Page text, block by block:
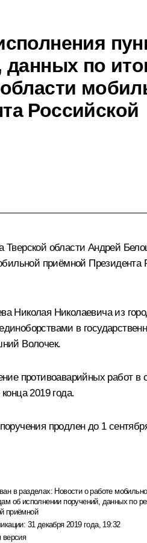
данных по
Российской
Тверской области Андрей
приёмной
Николая Николаевича из
в
Волочек.
противоаварийных работ
2019 года.
продлен до 1
в разделах: Новости о работе
об исполнении поручений, данных по
приёмной
31 декабря 2019 года, 19:32
версия